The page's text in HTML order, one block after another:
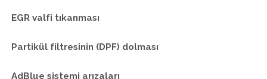
EGR valfi tıkanması
Partikül filtresinin (DPF) dolması
AdBlue sistemi arızaları